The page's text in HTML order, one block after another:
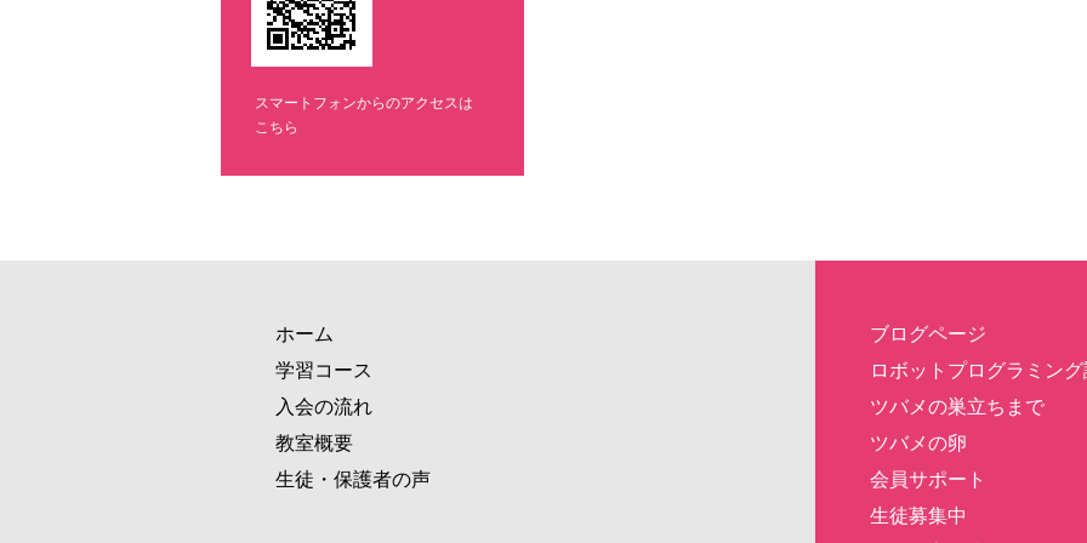
スマートフォンからのアクセスは
こちら
ホーム
学習コース
入会の流れ
教室概要
生徒・保護者の声
ブログページ
ロボットプログラミン
ツバメの巣立ちまで
ツバメの卵
会員サポート
生徒募集中